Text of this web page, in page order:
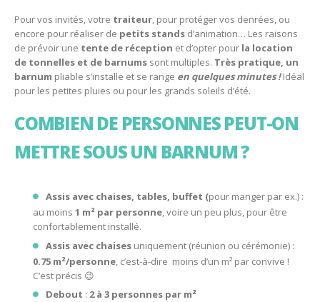
Pour vos invités, votre traiteur, pour protéger vos denrées, ou
encore pour réaliser de petits stands d’animation… Les raisons
de prévoir une tente de réception et d’opter pour la location
de tonnelles et de barnums sont multiples. Très pratique, un
barnum pliable s’installe et se range en quelques minutes !Idéal
pour les petites pluies ou pour les grands soleils d’été.
COMBIEN DE PERSONNES PEUT-ON
METTRE SOUS UN BARNUM ?
Assis avec chaises, tables, buffet (pour manger par ex.) :
au moins 1 m² par personne, voire un peu plus, pour être
confortablement installé.
Assis avec chaises uniquement (réunion ou cérémonie) :
0.75 m²/personne, c’est-à-dire moins d’un m² par convive !
C’est précis 😉
Debout : 2 à 3 personnes par m²